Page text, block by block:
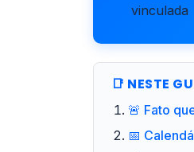
vinculada
📑 NESTE
🚨 Fato
📅